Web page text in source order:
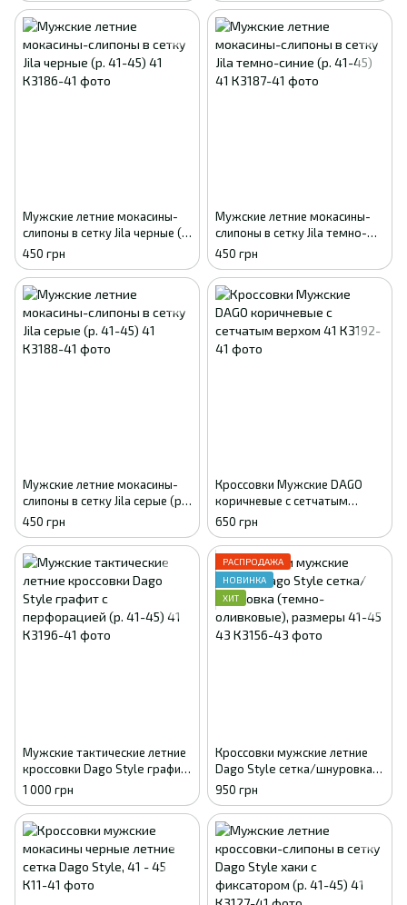
Мужские летние мокасины-
слипоны в сетку Jila черные (р.
41-45) 41
450 грн
Мужские летние мокасины-
слипоны в сетку Jila темно-
синие (р. 41-45) 41
450 грн
Мужские летние мокасины-
слипоны в сетку Jila серые (р.
41-45) 41
450 грн
Кроссовки Мужские DAGO
коричневые с сетчатым
верхом 41
650 грн
Мужские тактические летние
кроссовки Dago Style графит
с перфорацией (р. 41-45) 41
1 000 грн
РАСПРОДАЖА
НОВИНКА
ХИТ
Кроссовки мужские летние
Dago Style сетка/шнуровка
(темно-оливковые), размеры
41-45 43
950 грн